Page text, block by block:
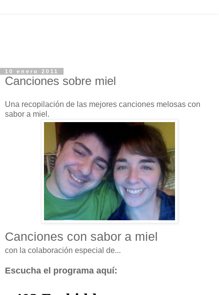
10 enero 2011
Canciones sobre miel
Una recopilación de las mejores canciones melosas con
sabor a miel.
Canciones con sabor a miel
con la colaboración especial de...
Escucha el programa aquí: